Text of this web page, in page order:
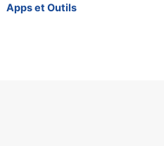
Apps et Outils